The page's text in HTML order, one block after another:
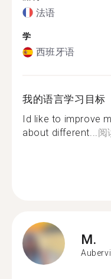
法语
学
西班牙语
我的语言学习目标
Id like to improve
about different...阅
M.